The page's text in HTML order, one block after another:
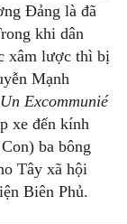
Đảng là đã
khi dân
xâm lược thì bị
Mạnh
Un Excommunié
xe đến kính
ba bông
Tây xã hội
Biên Phủ.